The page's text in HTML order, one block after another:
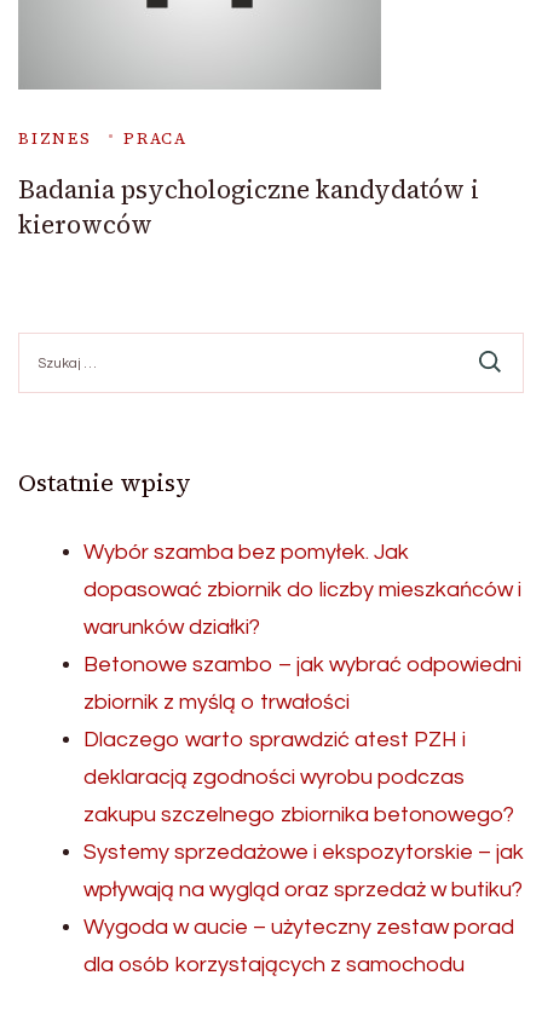
BIZNES PRACA
Badania psychologiczne kandydatów i
kierowców
Ostatnie wpisy
Wybór szamba bez pomyłek. Jak
dopasować zbiornik do liczby mieszkańców i
warunków działki?
Betonowe szambo – jak wybrać odpowiedni
zbiornik z myślą o trwałości
Dlaczego warto sprawdzić atest PZH i
deklaracją zgodności wyrobu podczas
zakupu szczelnego zbiornika betonowego?
Systemy sprzedażowe i ekspozytorskie – jak
wpływają na wygląd oraz sprzedaż w butiku?
Wygoda w aucie – użyteczny zestaw porad
dla osób korzystających z samochodu